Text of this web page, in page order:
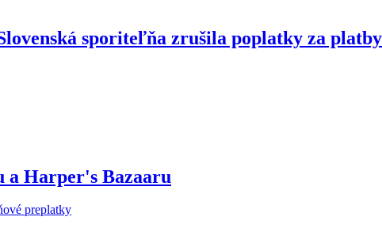
sporiteľňa zrušila poplatky za
a Harper's Bazaaru